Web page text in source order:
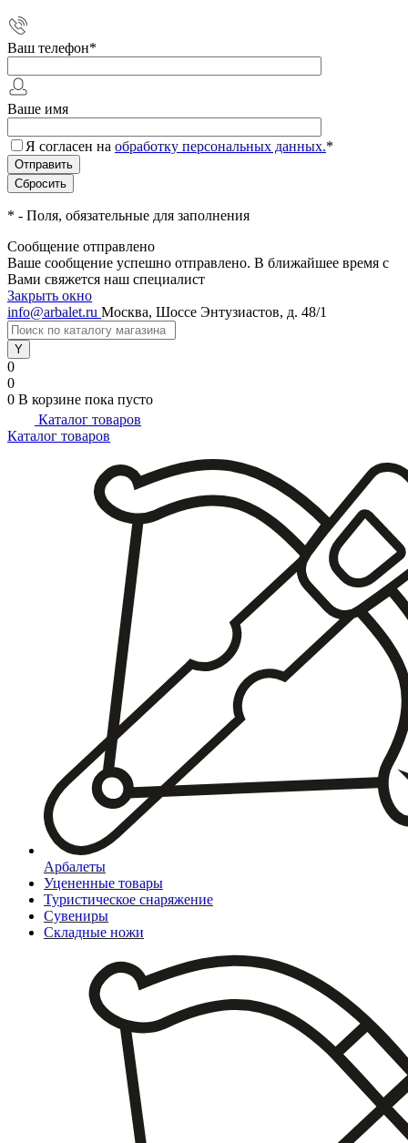
Ваш телефон*
Ваше имя
Я согласен на обработку персональных данных.*
* - Поля, обязательные для заполнения
Сообщение отправлено
Ваше сообщение успешно отправлено. В ближайшее время с
Вами свяжется наш специалист
Закрыть окно
info@arbalet.ru Москва, Шоссе Энтузиастов, д. 48/1
0
0
0 В корзине пока пусто
Каталог товаров
Каталог товаров
Арбалеты
Уцененные товары
Туристическое снаряжение
Сувениры
Складные ножи